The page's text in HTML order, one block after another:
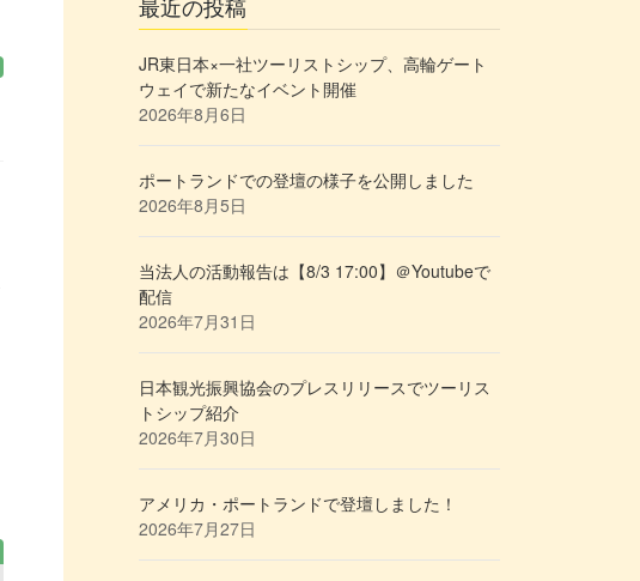
JR東日本×一社ツーリストシップ、高輪ゲート
ウェイで新たなイベント開催
2026年8月6日
ポートランドでの登壇の様子を公開しました
2026年8月5日
当法人の活動報告は【8/3 17:00】＠Youtubeで
配信
2026年7月31日
日本観光振興協会のプレスリリースでツーリス
トシップ紹介
2026年7月30日
アメリカ・ポートランドで登壇しました！
2026年7月27日